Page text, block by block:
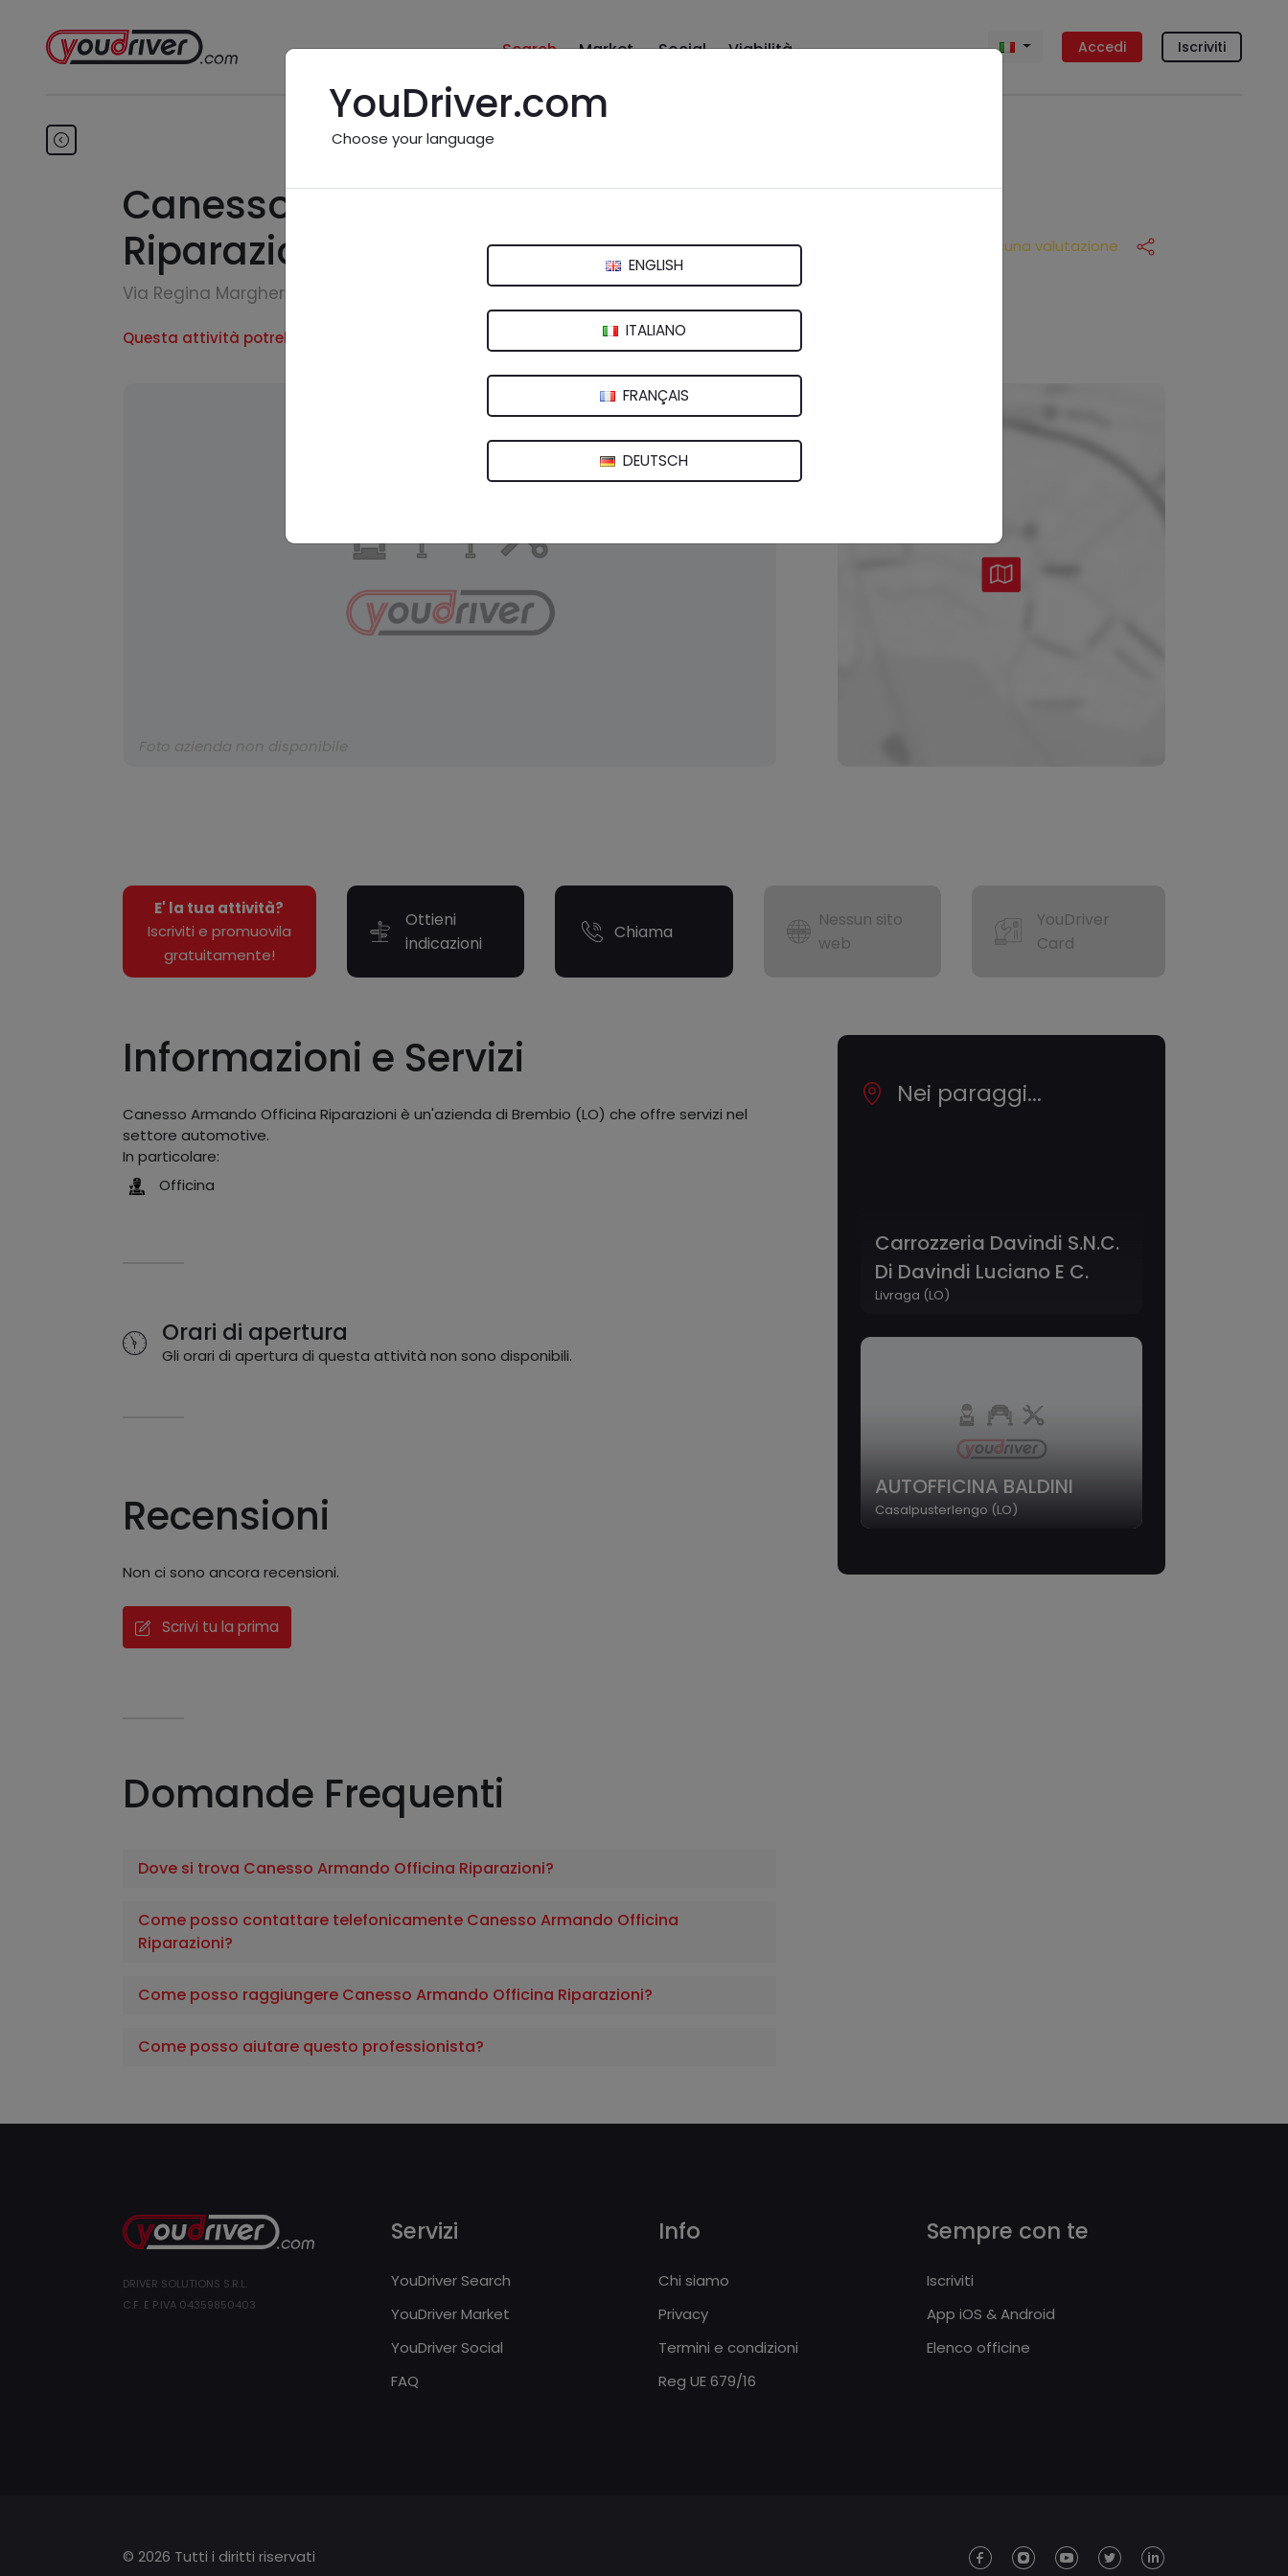
Search Market Social Viabilità Accedi Iscriviti
Canesso Armando Officina
Riparazioni
Via Regina Margherita, 17 - 26822 Brembio (LO)
Nessuna valutazione
Questa attività potrebbe essere inesistente o non pertinente. Inviaci una segnalazione
Foto azienda non disponibile
E' la tua attività?
Iscriviti e promuovila
gratuitamente!
Ottieni
indicazioni
Chiama
Nessun sito
web
YouDriver
Card
Informazioni e Servizi
Canesso Armando Officina Riparazioni è un'azienda di Brembio (LO) che offre servizi nel
settore automotive.
In particolare:
Officina
Orari di apertura
Gli orari di apertura di questa attività non sono disponibili.
Recensioni
Non ci sono ancora recensioni.
Scrivi tu la prima
Domande Frequenti
Dove si trova Canesso Armando Officina Riparazioni?
Come posso contattare telefonicamente Canesso Armando Officina
Riparazioni?
Come posso raggiungere Canesso Armando Officina Riparazioni?
Come posso aiutare questo professionista?
Nei paraggi...
Carrozzeria Davindi S.N.C.
Di Davindi Luciano E C.
Livraga (LO)
AUTOFFICINA BALDINI
Casalpusterlengo (LO)
YouDriver.com
Choose your language
ENGLISH
ITALIANO
FRANÇAIS
DEUTSCH
DRIVER SOLUTIONS S.R.L.
C.F. E P.IVA 04359850403
Servizi
YouDriver Search
YouDriver Market
YouDriver Social
FAQ
Info
Chi siamo
Privacy
Termini e condizioni
Reg UE 679/16
Sempre con te
Iscriviti
App iOS & Android
Elenco officine
© 2026 Tutti i diritti riservati